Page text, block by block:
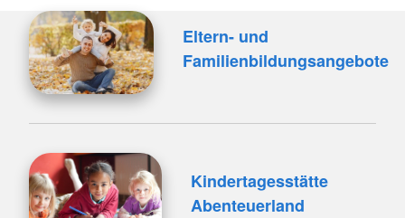
Eltern- und
Familienbildungsangebote
Kindertagesstätte
Abenteuerland